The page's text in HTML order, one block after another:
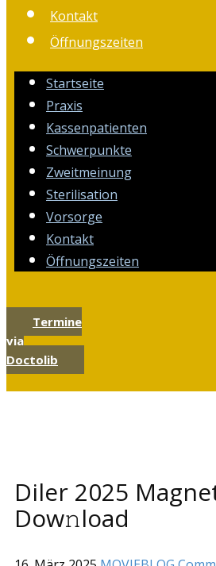
Kontakt
Öffnungszeiten
Startseite
Praxis
Kassenpatienten
Schwerpunkte
Zweitmeinung
Sterilisation
Vorsorge
Kontakt
Öffnungszeiten
Termine
via
Doctolib
Diler 2025
Dow𝚗load